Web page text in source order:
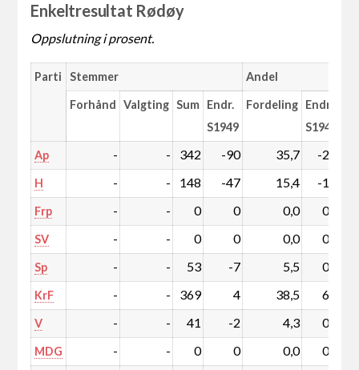
Enkeltresultat Rødøy
Oppslutning i prosent.
Parti Stemmer Andel
Forhånd Valgting Sum Endr.
S1949
Fordeling Endr.
S1949
Ap - - 342 -90 35,7 -2,6
H - - 148 -47 15,4 -1,8
Frp - - 0 0 0,0 0,0
SV - - 0 0 0,0 0,0
Sp - - 53 -7 5,5 0,2
KrF - - 369 4 38,5 6,2
V - - 41 -2 4,3 0,5
MDG - - 0 0 0,0 0,0